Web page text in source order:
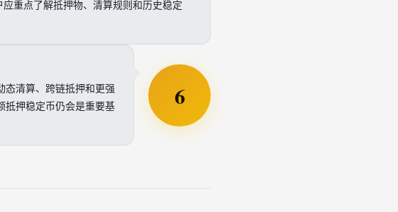
重点了解抵押物、清算规则和历史稳定
6
态清算、跨链抵押和更强
抵押稳定币仍会是重要基